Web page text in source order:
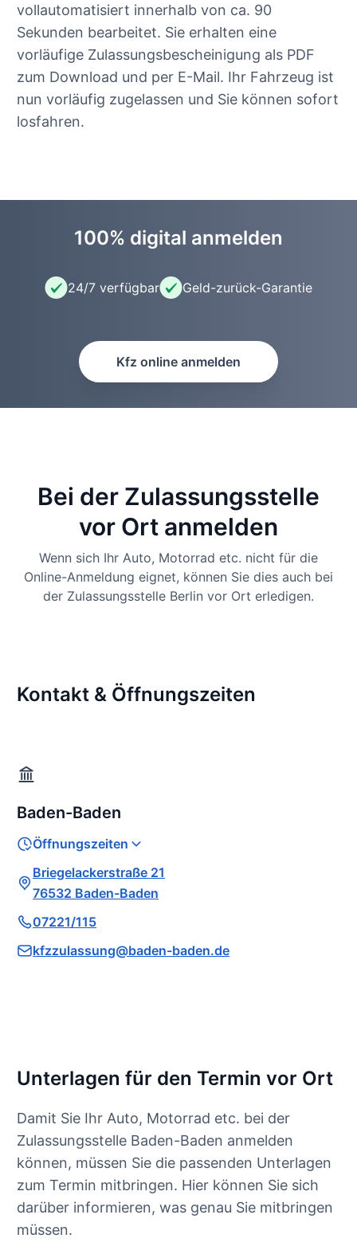
vollautomatisiert innerhalb von ca. 90
Sekunden bearbeitet. Sie erhalten eine
vorläufige Zulassungsbescheinigung als PDF
zum Download und per E-Mail. Ihr Fahrzeug ist
nun vorläufig zugelassen und Sie können sofort
losfahren.
100% digital anmelden
24/7 verfügbar Geld-zurück-Garantie
Kfz online anmelden
Bei der Zulassungsstelle
vor Ort anmelden
Wenn sich Ihr Auto, Motorrad etc. nicht für die
Online-Anmeldung eignet, können Sie dies auch bei
der Zulassungsstelle Berlin vor Ort erledigen.
Kontakt & Öffnungszeiten
Baden-Baden
Öffnungszeiten
Briegelackerstraße 21
76532 Baden-Baden
07221/115
kfzzulassung@baden-baden.de
Unterlagen für den Termin vor Ort
Damit Sie Ihr Auto, Motorrad etc. bei der
Zulassungsstelle Baden-Baden anmelden
können, müssen Sie die passenden Unterlagen
zum Termin mitbringen. Hier können Sie sich
darüber informieren, was genau Sie mitbringen
müssen.